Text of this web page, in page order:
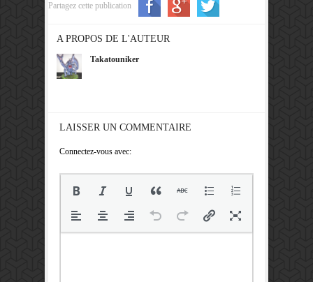
Partagez cette publication
A PROPOS DE L'AUTEUR
Takatouniker
LAISSER UN COMMENTAIRE
Connectez-vous avec: